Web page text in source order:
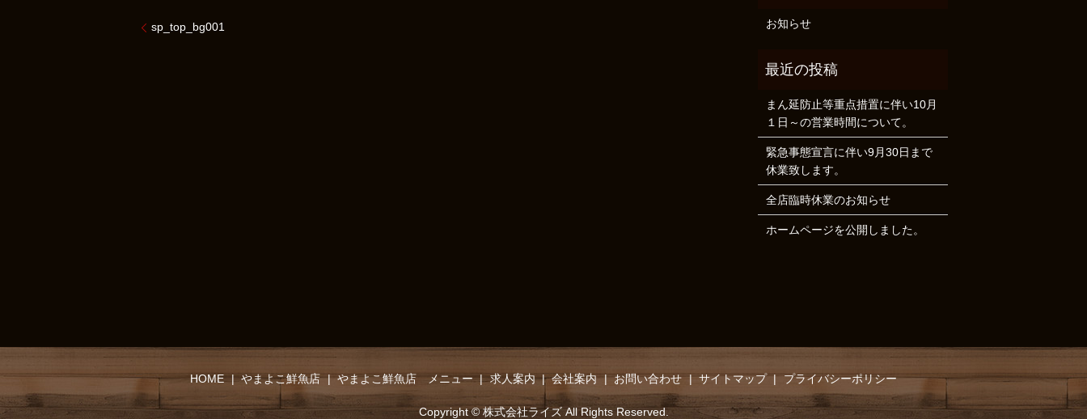
sp_top_bg001 お知らせ
まん延防止等重点措置に伴い10月
１日～の営業時間について。
緊急事態宣言に伴い9月30日まで
休業致します。
全店臨時休業のお知らせ
ホームページを公開しました。
HOME やまよこ鮮魚店 やまよこ鮮魚店 メニュー 求人案内 会社案内 お問い合わせ サイトマップ プライバシーポリシー
Copyright © 株式会社ライズ All Rights Reserved.